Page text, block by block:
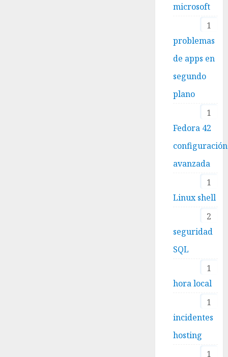
microsoft
1
problemas
de apps en
segundo
plano
1
Fedora 42
configuración
avanzada
1
Linux shell
2
seguridad
SQL
1
hora local
1
incidentes
hosting
1